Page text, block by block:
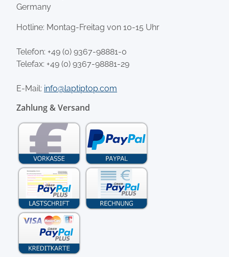
Germany
Hotline: Montag-Freitag von 10-15 Uhr
Telefon: +49 (0) 9367-98881-0
Telefax: +49 (0) 9367-98881-29
E-Mail: info@laptiptop.com
Zahlung & Versand